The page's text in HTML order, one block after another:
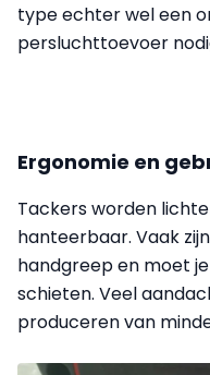
type echter wel een
persluchttoevoer
Ergonomie en
Tackers worden
hanteerbaar. Vaak
handgreep en moet
schieten. Veel
produceren van